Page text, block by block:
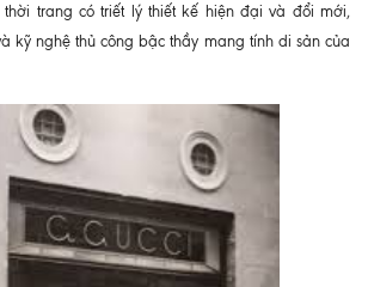
trang có triết lý thiết kế hiện đại và đổi mới,
kỹ nghệ thủ công bậc thầy mang tính di sản của